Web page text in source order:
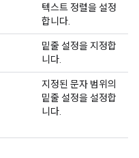
텍스트 정렬을 설정
합니다.
밑줄 설정을 지정합
니다.
지정된 문자 범위의
밑줄 설정을 설정합
니다.